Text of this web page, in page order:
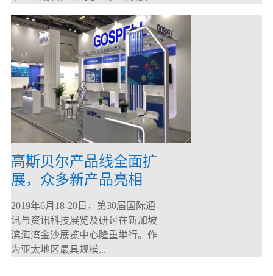
高斯贝尔产品线全面扩
展，众多新产品亮相
CommunicAsia 2019
2019年6月18-20日，第30届国际通
讯与资讯科技展览及研讨在新加坡
滨海湾金沙展览中心隆重举行。作
为亚太地区最具规模...